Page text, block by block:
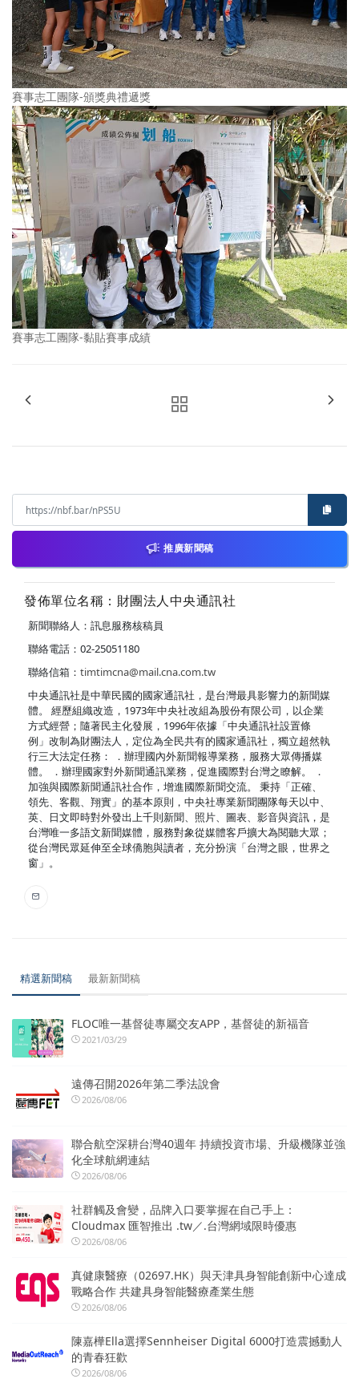
賽事志工團隊-頒獎典禮遞獎
賽事志工團隊-黏貼賽事成績
推廣新聞稿
發佈單位名稱：財團法人中央通訊社
新聞聯絡人：訊息服務核稿員
聯絡電話：02-25051180
聯絡信箱： timtimcna@mail.cna.com.tw
中央通訊社是中華民國的國家通訊社，是台灣最具影響力的新聞媒
體。 經歷組織改造，1973年中央社改組為股份有限公司，以企業
方式經營；隨著民主化發展，1996年依據「中央通訊社設置條
例」改制為財團法人，定位為全民共有的國家通訊社，獨立超然執
行三大法定任務： ．辦理國內外新聞報導業務，服務大眾傳播媒
體。 ．辦理國家對外新聞通訊業務，促進國際對台灣之瞭解。 ．
加強與國際新聞通訊社合作，增進國際新聞交流。 秉持「正確、
領先、客觀、翔實」的基本原則，中央社專業新聞團隊每天以中、
英、日文即時對外發出上千則新聞、照片、圖表、影音與資訊，是
台灣唯一多語文新聞媒體，服務對象從媒體客戶擴大為閱聽大眾；
從台灣民眾延伸至全球僑胞與讀者，充分扮演「台灣之眼，世界之
窗」。
精選新聞稿 最新新聞稿
FLOC唯一基督徒專屬交友APP，基督徒的新福音
2021/03/29
遠傳召開2026年第二季法說會
2026/08/06
聯合航空深耕台灣40週年 持續投資市場、升級機隊並強
化全球航網連結
2026/08/06
社群觸及會變，品牌入口要掌握在自己手上：
Cloudmax 匯智推出 .tw／.台灣網域限時優惠
2026/08/06
真健康醫療（02697.HK）與天津具身智能創新中心達成
戰略合作 共建具身智能醫療產業生態
2026/08/06
陳嘉樺Ella選擇Sennheiser Digital 6000打造震撼動人
的青春狂歡
2026/08/06